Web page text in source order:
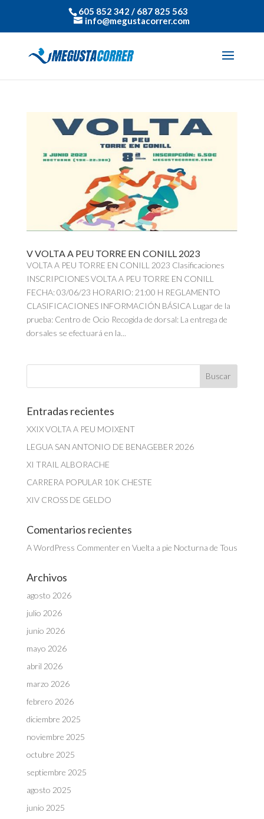
605 852 342 / 687 825 563
info@megustacorrer.com
V VOLTA A PEU TORRE EN CONILL 2023
VOLTA A PEU TORRE EN CONILL 2023 Clasificaciones
INSCRIPCIONES VOLTA A PEU TORRE EN CONILL
FECHA: 03/06/23 HORARIO: 21:00 H REGLAMENTO
CLASIFICACIONES INFORMACIÓN BÁSICA Lugar de la
prueba: Centro de Ocio Recogida de dorsal: La entrega de
dorsales se efectuará en la...
Entradas recientes
XXIX VOLTA A PEU MOIXENT
LEGUA SAN ANTONIO DE BENAGEBER 2026
XI TRAIL ALBORACHE
CARRERA POPULAR 10K CHESTE
XIV CROSS DE GELDO
Comentarios recientes
A WordPress Commenter en Vuelta a pie Nocturna de Tous
Archivos
agosto 2026
julio 2026
junio 2026
mayo 2026
abril 2026
marzo 2026
febrero 2026
diciembre 2025
noviembre 2025
octubre 2025
septiembre 2025
agosto 2025
junio 2025